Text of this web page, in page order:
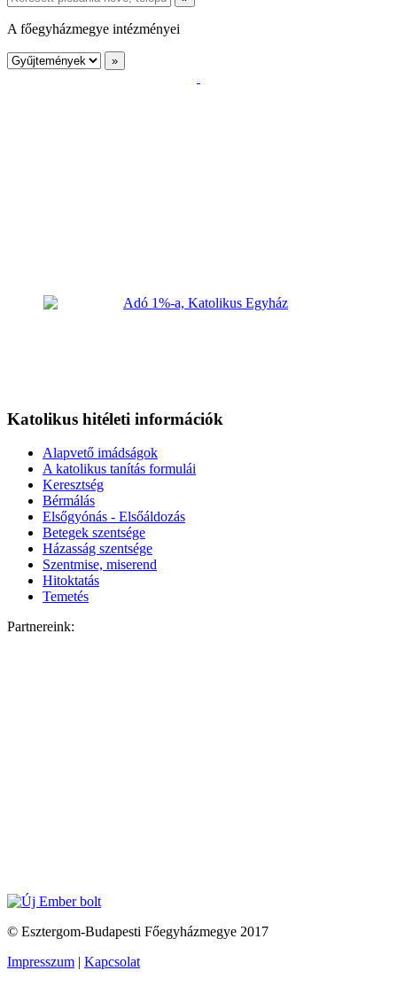
A főegyházmegye intézményei
Katolikus hitéleti információk
Alapvető imádságok
A katolikus tanítás formulái
Keresztség
Bérmálás
Elsőgyónás - Elsőáldozás
Betegek szentsége
Házasság szentsége
Szentmise, miserend
Hitoktatás
Temetés
Partnereink:
© Esztergom-Budapesti Főegyházmegye 2017
Impresszum | Kapcsolat